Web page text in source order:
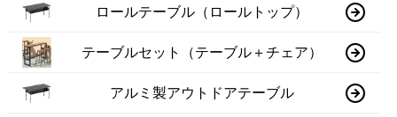
ロールテーブル（ロールトップ）
テーブルセット（テーブル＋チェア）
アルミ製アウトドアテーブル